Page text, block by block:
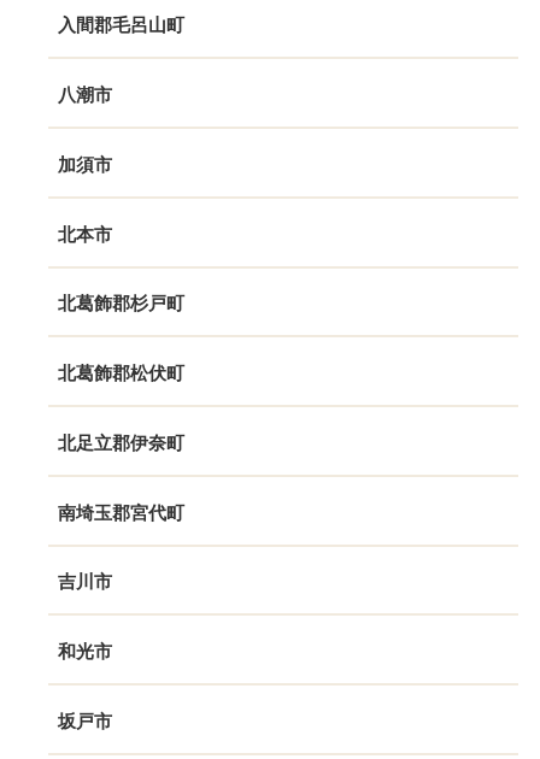
入間郡毛呂山町
八潮市
加須市
北本市
北葛飾郡杉戸町
北葛飾郡松伏町
北足立郡伊奈町
南埼玉郡宮代町
吉川市
和光市
坂戸市